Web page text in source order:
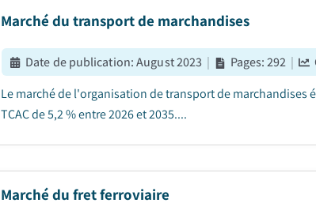
Marché du transport de marchandises
Date de publication:August 2023 | Pages:292 |
Le marché de l'organisation de transport de marchandises
TCAC de 5,2 % entre 2026 et 2035....
Marché du fret ferroviaire